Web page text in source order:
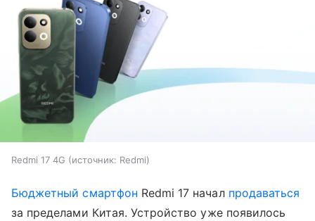
Redmi 17 4G источник: Redmi
Бюджетный смартфон Redmi 17 начал продаваться
за пределами Китая. Устройство уже появилось